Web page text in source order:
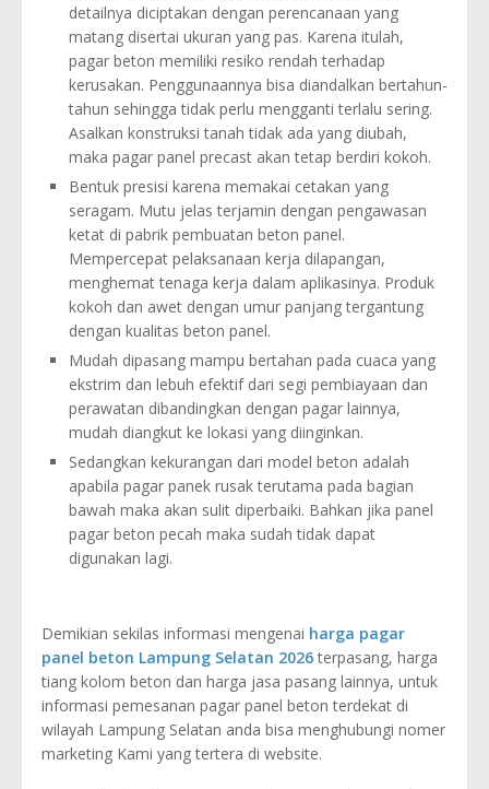
detailnya diciptakan dengan perencanaan yang
matang disertai ukuran yang pas. Karena itulah,
pagar beton memiliki resiko rendah terhadap
kerusakan. Penggunaannya bisa diandalkan bertahun-
tahun sehingga tidak perlu mengganti terlalu sering.
Asalkan konstruksi tanah tidak ada yang diubah,
maka pagar panel precast akan tetap berdiri kokoh.
Bentuk presisi karena memakai cetakan yang
seragam. Mutu jelas terjamin dengan pengawasan
ketat di pabrik pembuatan beton panel.
Mempercepat pelaksanaan kerja dilapangan,
menghemat tenaga kerja dalam aplikasinya. Produk
kokoh dan awet dengan umur panjang tergantung
dengan kualitas beton panel.
Mudah dipasang mampu bertahan pada cuaca yang
ekstrim dan lebuh efektif dari segi pembiayaan dan
perawatan dibandingkan dengan pagar lainnya,
mudah diangkut ke lokasi yang diinginkan.
Sedangkan kekurangan dari model beton adalah
apabila pagar panek rusak terutama pada bagian
bawah maka akan sulit diperbaiki. Bahkan jika panel
pagar beton pecah maka sudah tidak dapat
digunakan lagi.
Demikian sekilas informasi mengenai harga pagar
panel beton Lampung Selatan 2026terpasang, harga
tiang kolom beton dan harga jasa pasang lainnya, untuk
informasi pemesanan pagar panel beton terdekat di
wilayah Lampung Selatan anda bisa menghubungi nomer
marketing Kami yang tertera di website.